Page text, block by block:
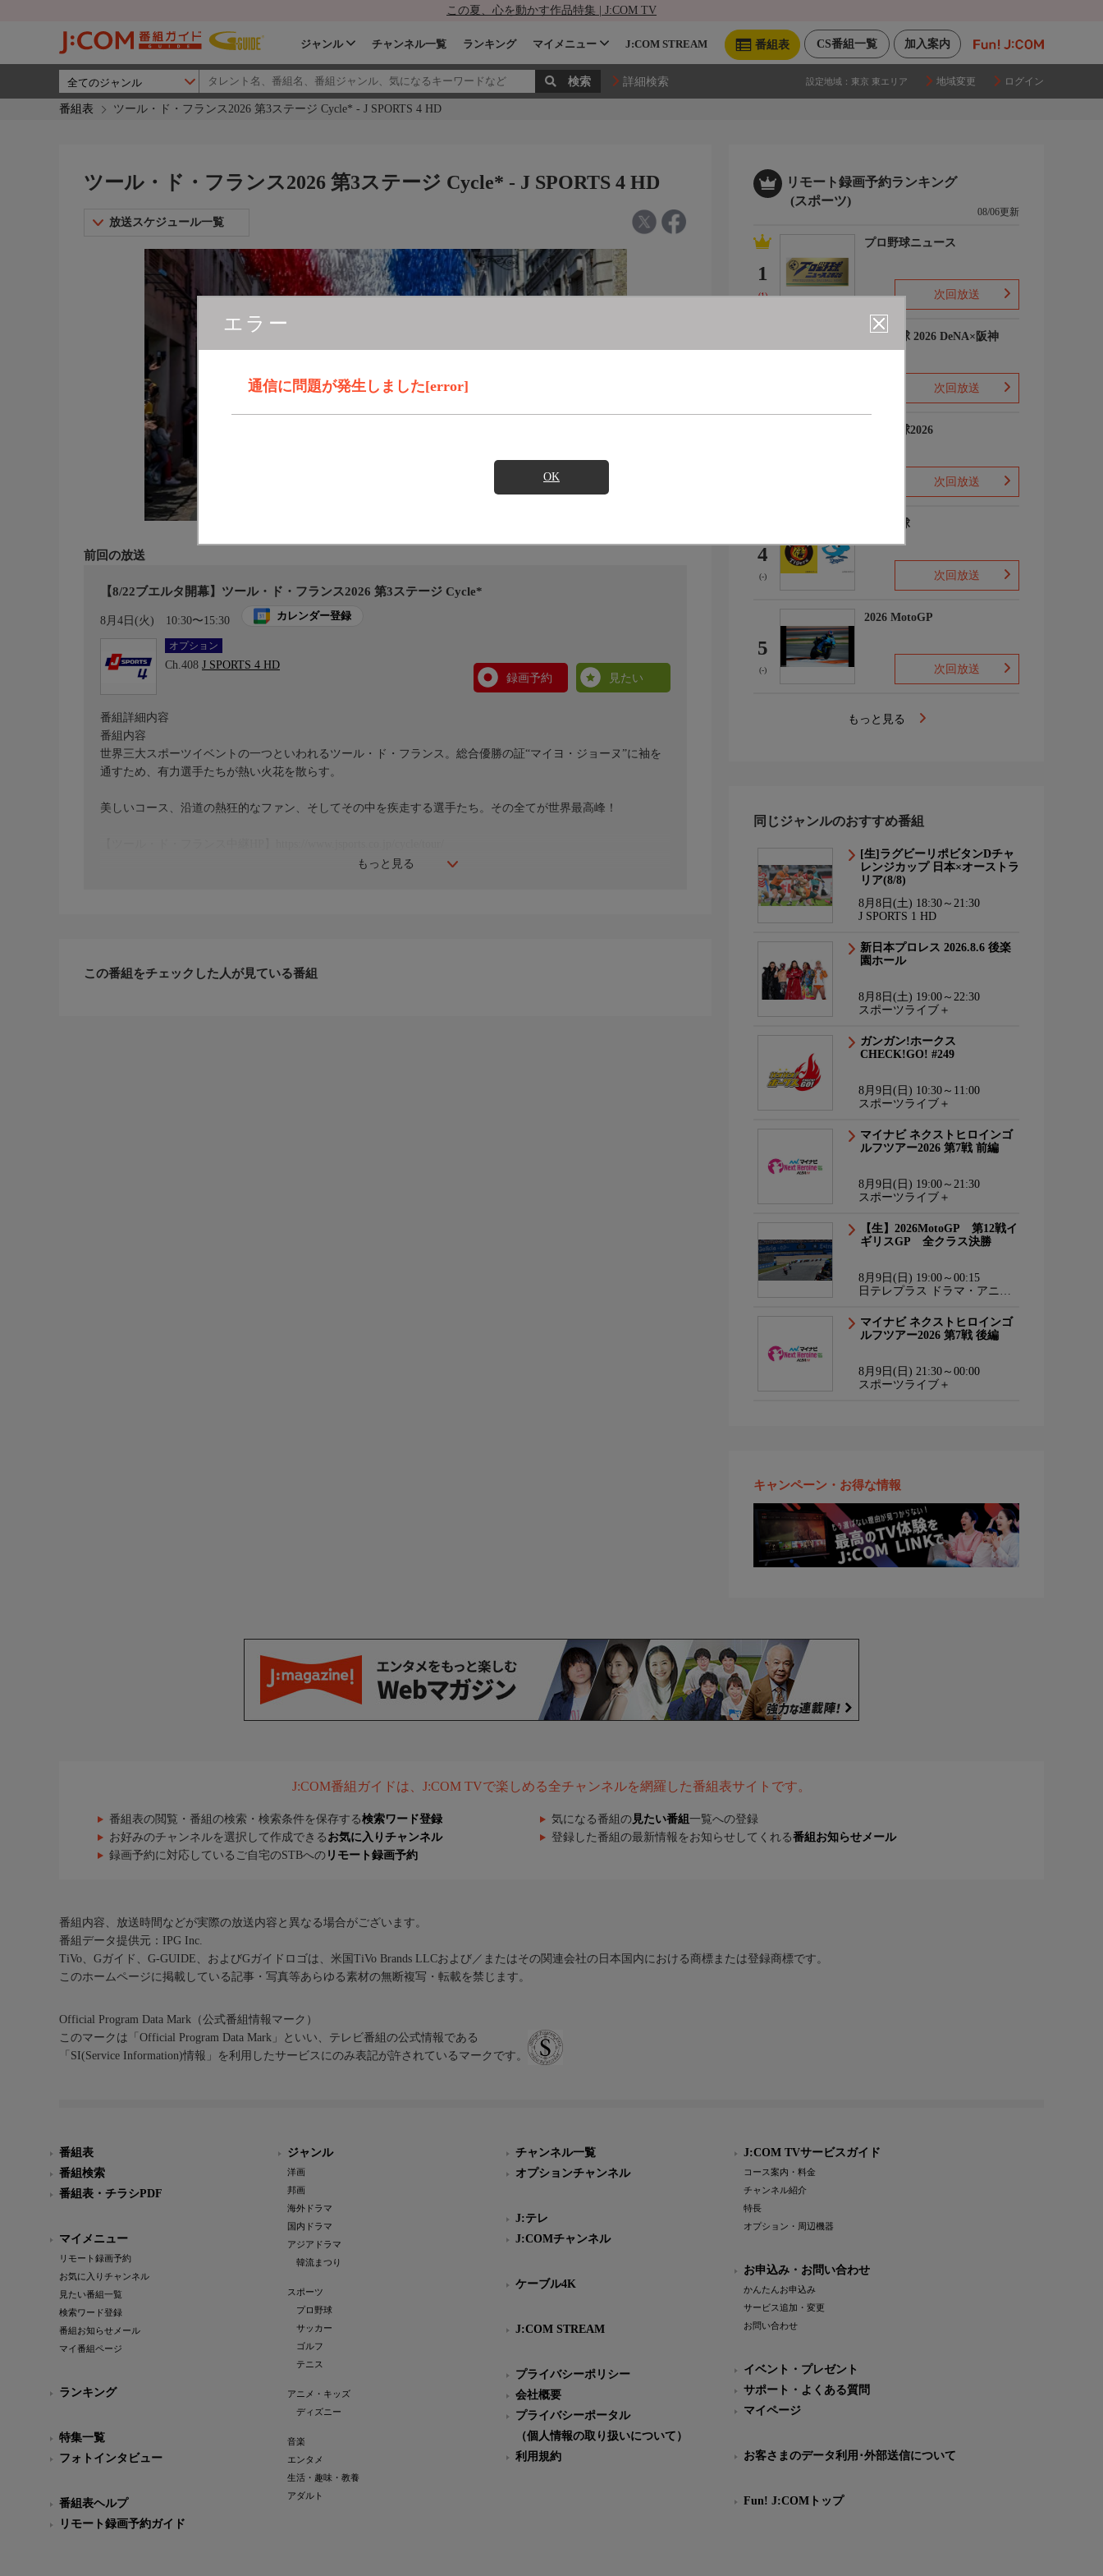
この夏、心を動かす作品特集 | J:COM TV
加入案内
CS番組一覧
番組表
ジャンル チャンネル一覧 ランキング マイメニュー J:COM STREAM
詳細検索 設定地域： 東京 東エリア 地域変更 ログイン
番組表 ツール・ド・フランス2026 第3ステージ Cycle* - J SPORTS 4 HD
エラー
通信に問題が発生しました[error]
OK
ツール・ド・フランス2026 第3ステージ Cycle* - J SPORTS 4 HD
放送スケジュール一覧
前回の放送
【8/22ブエルタ開幕】ツール・ド・フランス2026 第3ステージ Cycle*
8月4日(火) 10:30〜15:30 カレンダー登録
オプション
Ch.408 J SPORTS 4 HD
録画予約
見たい
もっと見る
番組詳細内容
番組内容
世界三大スポーツイベントの一つといわれるツール・ド・フランス。総合優勝の証“マイヨ・ジョーヌ”に袖を
通すため、有力選手たちが熱い火花を散らす。
美しいコース、沿道の熱狂的なファン、そしてその中を疾走する選手たち。その全てが世界最高峰！
この番組をチェックした人が見ている番組
リモート録画予約ランキング
(スポーツ)
08/06更新
1
(1)
プロ野球ニュース
次回放送
プロ野球 2026 DeNA×阪神
次回放送
プロ野球2026
次回放送
4
(-)
プロ野球
次回放送
5
(-)
2026 MotoGP
次回放送
もっと見る
同じジャンルのおすすめ番組
[生]ラグビーリポビタンDチャ
レンジカップ 日本×オーストラ
リア(8/8)
8月8日(土) 18:30～21:30
J SPORTS 1 HD
新日本プロレス 2026.8.6 後楽
園ホール
8月8日(土) 19:00～22:30
スポーツライブ＋
ガンガン!ホークス
CHECK!GO! #249
8月9日(日) 10:30～11:00
スポーツライブ＋
マイナビ ネクストヒロインゴ
ルフツアー2026 第7戦 前編
8月9日(日) 19:00～21:30
スポーツライブ＋
【生】2026MotoGP 第12戦イ
ギリスGP 全クラス決勝
8月9日(日) 19:00～00:15
日テレプラス ドラマ・アニ
マイナビ ネクストヒロインゴ
ルフツアー2026 第7戦 後編
8月9日(日) 21:30～00:00
スポーツライブ＋
キャンペーン・お得な情報
J:COM番組ガイドは、J:COM TVで楽しめる全チャンネルを網羅した番組表サイトです。
番組表の閲覧・番組の検索・検索条件を保存する検索ワード登録 気になる番組の 見たい番組 一覧への登録
お好みのチャンネルを選択して作成できる お気に入りチャンネル 登録した番組の最新情報をお知らせしてくれる番組お知らせメール
録画予約に対応しているご自宅のSTBへの リモート録画予約
番組内容、放送時間などが実際の放送内容と異なる場合がございます。
番組データ提供元：IPG Inc.
TiVo、Gガイド、G-GUIDE、およびGガイドロゴは、米国TiVo Brands LLCおよび／またはその関連会社の日本国内における商標または登録商標です。
このホームページに掲載している記事・写真等あらゆる素材の無断複写・転載を禁じます。
Official Program Data Mark（公式番組情報マーク）
このマークは「Official Program Data Mark」といい、テレビ番組の公式情報である
「SI(Service Information)情報」を利用したサービスにのみ表記が許されているマークです。
番組表
番組検索
番組表・チラシPDF
マイメニュー
リモート録画予約
お気に入りチャンネル
見たい番組一覧
検索ワード登録
番組お知らせメール
マイ番組ページ
ランキング
特集一覧
フォトインタビュー
番組表ヘルプ
リモート録画予約ガイド
ジャンル
洋画
邦画
海外ドラマ
国内ドラマ
アジアドラマ
韓流まつり
スポーツ
プロ野球
サッカー
ゴルフ
テニス
アニメ・キッズ
ディズニー
音楽
エンタメ
生活・趣味・教養
アダルト
チャンネル一覧
オプションチャンネル
J:テレ
J:COMチャンネル
ケーブル4K
J:COM STREAM
プライバシーポリシー
会社概要
プライバシーポータル
（個人情報の取り扱いについて）
利用規約
J:COM TVサービスガイド
コース案内・料金
チャンネル紹介
特長
オプション・周辺機器
お申込み・お問い合わせ
かんたんお申込み
サービス追加・変更
お問い合わせ
イベント・プレゼント
サポート・よくある質問
マイページ
お客さまのデータ利用･外部送信について
Fun! J:COMトップ